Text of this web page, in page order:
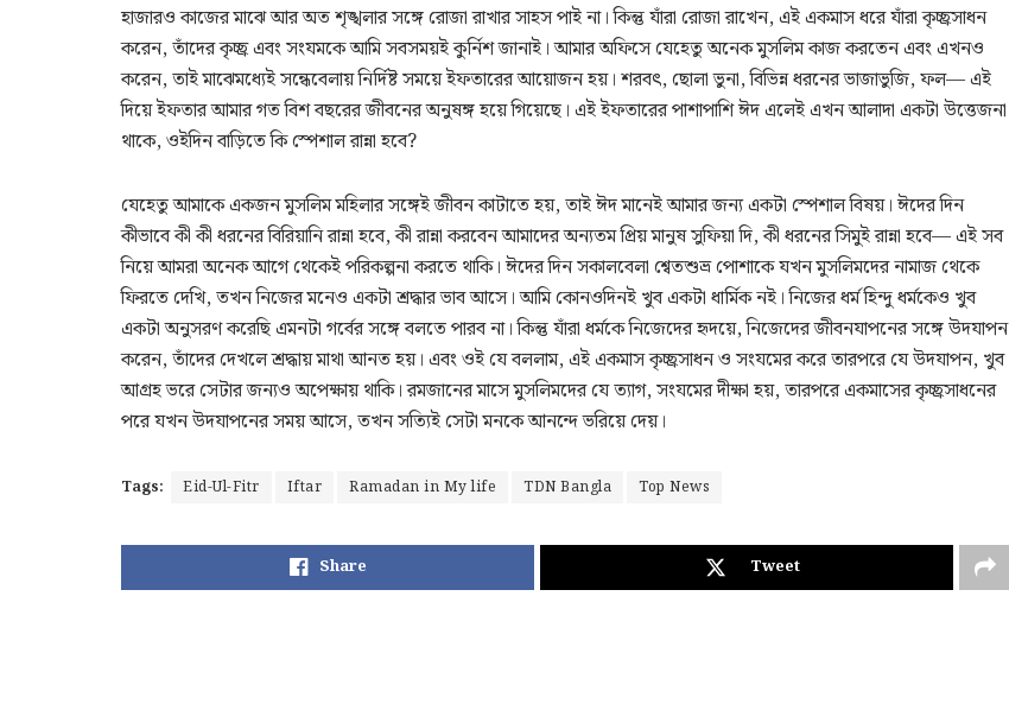
হাজারও কাজের মাঝে আর অত শৃঙ্খলার সঙ্গে রোজা রাখার সাহস পাই না। কিন্তু যাঁরা রোজা রাখেন, এই একমাস ধরে যাঁরা কৃচ্ছ্রসাধন
করেন, তাঁদের কৃচ্ছ্র এবং সংযমকে আমি সবসময়ই কুর্নিশ জানাই। আমার অফিসে যেহেতু অনেক মুসলিম কাজ করতেন এবং এখনও
করেন, তাই মাঝেমধ্যেই সন্ধেবেলায় নির্দিষ্ট সময়ে ইফতারের আয়োজন হয়। শরবৎ, ছোলা ভুনা, বিভিন্ন ধরনের ভাজাভুজি, ফল— এই
দিয়ে ইফতার আমার গত বিশ বছরের জীবনের অনুষঙ্গ হয়ে গিয়েছে। এই ইফতারের পাশাপাশি ঈদ এলেই এখন আলাদা একটা উত্তেজনা
থাকে, ওইদিন বাড়িতে কি স্পেশাল রান্না হবে?
যেহেতু আমাকে একজন মুসলিম মহিলার সঙ্গেই জীবন কাটাতে হয়, তাই ঈদ মানেই আমার জন্য একটা স্পেশাল বিষয়। ঈদের দিন
কীভাবে কী কী ধরনের বিরিয়ানি রান্না হবে, কী রান্না করবেন আমাদের অন্যতম প্রিয় মানুষ সুফিয়া দি, কী ধরনের সিমুই রান্না হবে— এই সব
নিয়ে আমরা অনেক আগে থেকেই পরিকল্পনা করতে থাকি। ঈদের দিন সকালবেলা শ্বেতশুভ্র পোশাকে যখন মুসলিমদের নামাজ থেকে
ফিরতে দেখি, তখন নিজের মনেও একটা শ্রদ্ধার ভাব আসে। আমি কোনওদিনই খুব একটা ধার্মিক নই। নিজের ধর্ম হিন্দু ধর্মকেও খুব
একটা অনুসরণ করেছি এমনটা গর্বের সঙ্গে বলতে পারব না। কিন্তু যাঁরা ধর্মকে নিজেদের হৃদয়ে, নিজেদের জীবনযাপনের সঙ্গে উদযাপন
করেন, তাঁদের দেখলে শ্রদ্ধায় মাথা আনত হয়। এবং ওই যে বললাম, এই একমাস কৃচ্ছ্রসাধন ও সংযমের করে তারপরে যে উদযাপন, খুব
আগ্রহ ভরে সেটার জন্যও অপেক্ষায় থাকি। রমজানের মাসে মুসলিমদের যে ত্যাগ, সংযমের দীক্ষা হয়, তারপরে একমাসের কৃচ্ছ্রসাধনের
পরে যখন উদযাপনের সময় আসে, তখন সত্যিই সেটা মনকে আনন্দে ভরিয়ে দেয়।
Tags: Eid-Ul-Fitr Iftar Ramadan in My life TDN Bangla Top News
Share Tweet